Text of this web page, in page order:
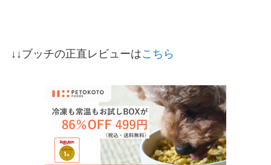
↓↓ブッチの正直レビューはこちら